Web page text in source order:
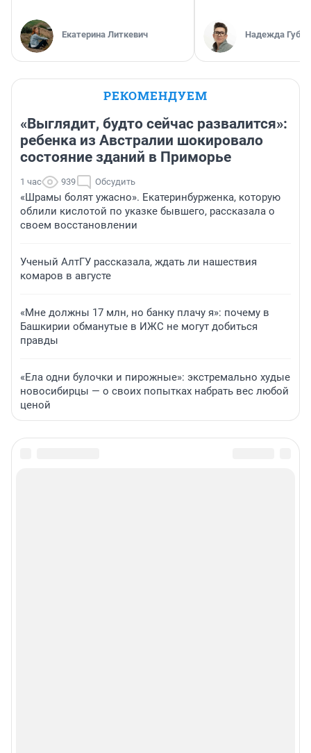
Екатерина Литкевич Надежда
РЕКОМЕНДУЕМ
«Выглядит, будто сейчас развалится»:
ребенка из Австралии шокировало
состояние зданий в Приморье
1 час 939 Обсудить
«Шрамы болят ужасно». Екатеринбурженка, которую
облили кислотой по указке бывшего, рассказала о
своем восстановлении
Ученый АлтГУ рассказала, ждать ли нашествия
комаров в августе
«Мне должны 17 млн, но банку плачу я»: почему в
Башкирии обманутые в ИЖС не могут добиться
правды
«Ела одни булочки и пирожные»: экстремально худые
новосибирцы — о своих попытках набрать вес любой
ценой